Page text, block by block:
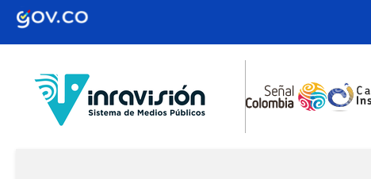
Pasar al contenido principal